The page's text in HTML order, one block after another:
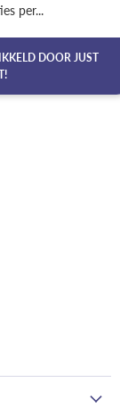
per...
DOOR JUST